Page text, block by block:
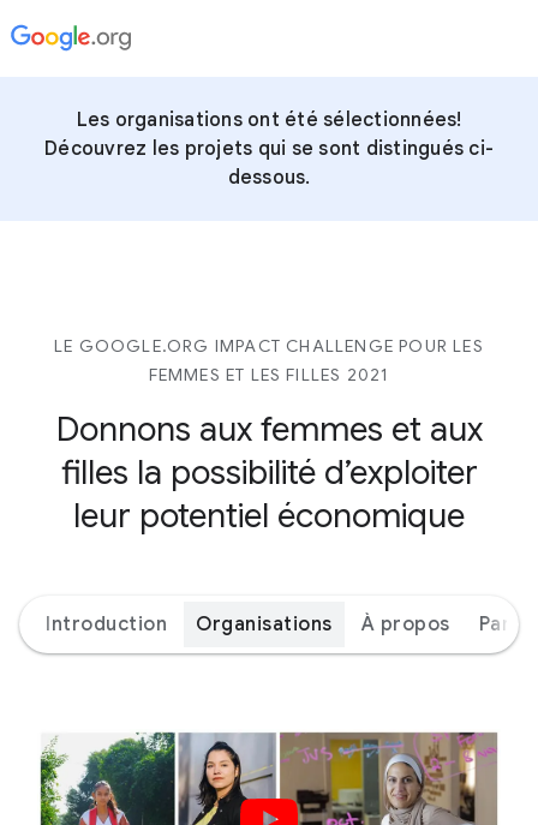
Les organisations ont été sélectionnées!
Découvrez les projets qui se sont distingués ci-
dessous.
LE GOOGLE.ORG IMPACT CHALLENGE POUR LES
FEMMES ET LES FILLES 2021
Donnons aux femmes et aux
filles la possibilité d’exploiter
leur potentiel économique
Introduction Organisations À propos